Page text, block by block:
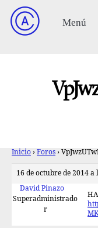
Inicio › Foros ›
16 de octubre de 2014 a
David Pinazo
Superadministrado
r